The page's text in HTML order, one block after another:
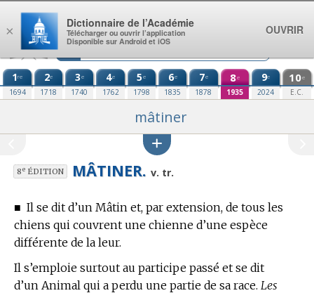
Aller au contenu
1re
1694
2e
1718
3e
1740
4e
1762
5e
1798
6e
1835
7e
1878
8e
1935
9e
2024
10e
E.C.
mâtiner
8eÉDITION MÂTINER. v. tr.
■ Il se dit d’un Mâtin et, par extension, de tous les
chiens qui couvrent une chienne d’une espèce
différente de la leur.
Il s’emploie surtout au participe passé et se dit
d’un Animal qui a perdu une partie de sa race. Les
×
Dictionnaire de l’Académie
Télécharger ou ouvrir l’application
Disponible sur Android et iOS
OUVRIR